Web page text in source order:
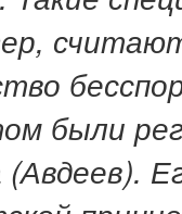
были